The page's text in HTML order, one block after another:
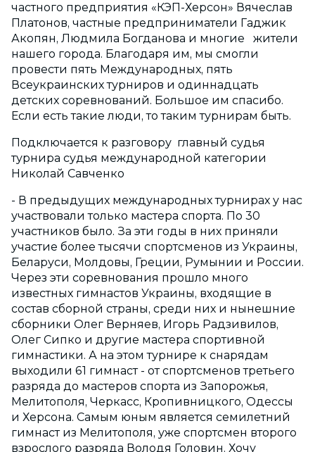
частного предприятия «КЭП-Херсон» Вячеслав
Платонов, частные предприниматели Гаджик
Акопян, Людмила Богданова и многие жители
нашего города. Благодаря им, мы смогли
провести пять Международных, пять
Всеукраинских турниров и одиннадцать
детских соревнований. Большое им спасибо.
Если есть такие люди, то таким турнирам быть.
Подключается к разговору главный судья
турнира судья международной категории
Николай Савченко
- В предыдущих международных турнирах у нас
участвовали только мастера спорта. По 30
участников было. За эти годы в них приняли
участие более тысячи спортсменов из Украины,
Беларуси, Молдовы, Греции, Румынии и России.
Через эти соревнования прошло много
известных гимнастов Украины, входящие в
состав сборной страны, среди них и нынешние
сборники Олег Верняев, Игорь Радзивилов,
Олег Сипко и другие мастера спортивной
гимнастики. А на этом турнире к снарядам
выходили 61 гимнаст - от спортсменов третьего
разряда до мастеров спорта из Запорожья,
Мелитополя, Черкасс, Кропивницкого, Одессы
и Херсона. Самым юным является семилетний
гимнаст из Мелитополя, уже спортсмен второго
взрослого разряда Володя Головин. Хочу